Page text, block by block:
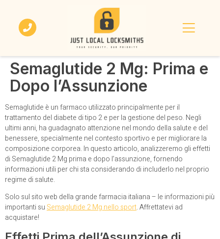
Semaglutide 2 Mg: Prima e
Dopo l’Assunzione
Semaglutide è un farmaco utilizzato principalmente per il
trattamento del diabete di tipo 2 e per la gestione del peso. Negli
ultimi anni, ha guadagnato attenzione nel mondo della salute e del
benessere, specialmente nel contesto sportivo e per migliorare la
composizione corporea. In questo articolo, analizzeremo gli effetti
di Semaglutide 2 Mg prima e dopo l’assunzione, fornendo
informazioni utili per chi sta considerando di includerlo nel proprio
regime di salute.
Solo sul sito web della grande farmacia italiana – le informazioni più
importanti suSemaglutide 2 Mg nello sport. Affrettatevi ad
acquistare!